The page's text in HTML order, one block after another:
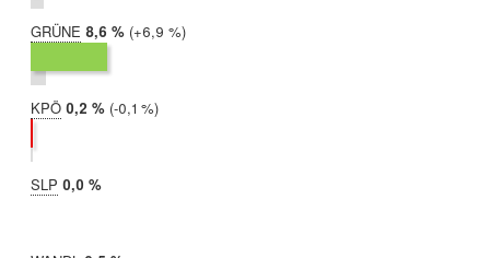
GRÜNE 2019:
8,6 %
2017:
1,7 %
Differenz:
+6,9 %
KPÖ 2019:
0,2 %
2017:
0,3 %
Differenz:
-0,1 %
SLP 2019:
0,0 %